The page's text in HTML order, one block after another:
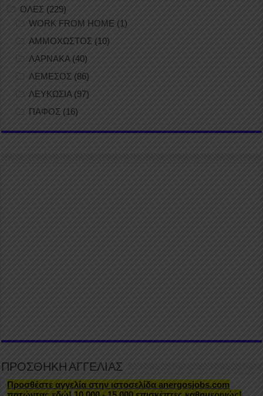
ΟΛΕΣ (229)
WORK FROM HOME (1)
ΑΜΜΟΧΩΣΤΟΣ (10)
ΛΑΡΝΑΚΑ(40)
ΛΕΜΕΣΟΣ (86)
ΛΕΥΚΩΣΙΑ(97)
ΠΑΦΟΣ (16)
ΠΡΟΣΘΗΚΗ ΑΓΓΕΛΙΑΣ
Προσθέστε αγγελία στην ιστοσελίδα anergosjobs.com